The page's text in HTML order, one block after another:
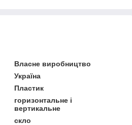
Власне виробництво
Україна
Пластик
горизонтальне і
вертикальне
скло